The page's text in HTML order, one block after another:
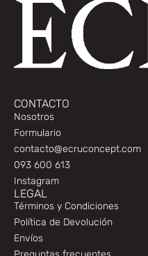
CONTACTO
Nosotros
Formulario
contacto@ecruconcept.com
093 600 613
Instagram
LEGAL
Términos y Condiciones
Política de Devolución
Envíos